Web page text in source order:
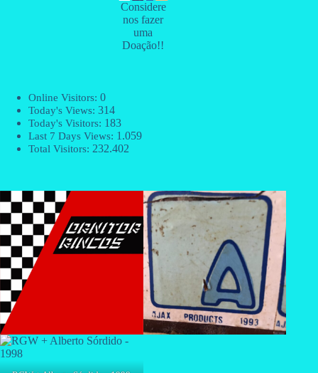
Considere
nos fazer
uma
Doação!!
Online Visitors: 0
Today's Views: 314
Today's Visitors: 183
Last 7 Days Views: 1.059
Total Visitors: 232.402